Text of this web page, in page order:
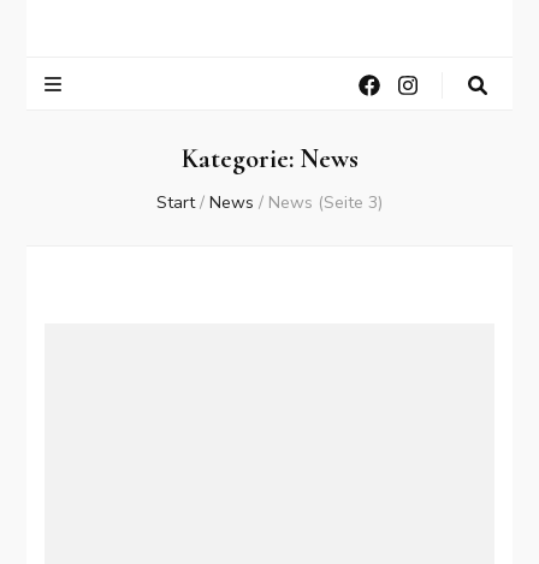
Kategorie: News
Start / News / News (Seite 3)